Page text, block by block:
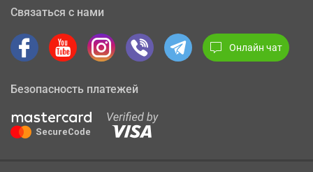
Связаться с нами
Онлайн чат
Безопасность платежей